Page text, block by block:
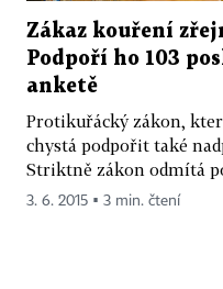
Zákaz kouření
Podpoří ho 103
anketě
Protikuřácký zákon,
chystá podpořit také
Striktně zákon odmítá
3. 6. 2015 ▪ 3 min. čtení